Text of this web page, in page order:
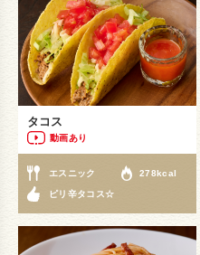
タコス
動画あり
エスニック 278kcal
ピリ辛タコス☆